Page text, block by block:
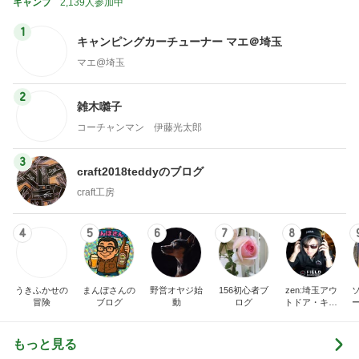
キャンプ 2,139人参加中
1
キャンピングカーチューナー マエ＠埼玉
マエ@埼玉
2
雑木囃子
コーチャンマン 伊藤光太郎
3
craft2018teddyのブログ
craft工房
4
うきふかせの
冒険
5
まんぼさんの
ブログ
6
野営オヤジ始
動
7
156初心者ブ
ログ
8
zen:埼玉アウ
トドア・キャ
もっと見る